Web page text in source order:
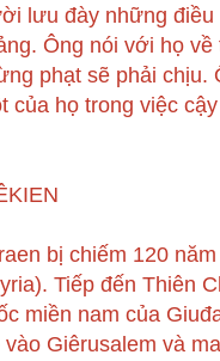
lưu đày những điều
Ông nói với họ về
phạt sẽ phải chịu.
của họ trong việc
bị chiếm 120
Tiếp đến Thiên
miền nam của
Giêrusalem và